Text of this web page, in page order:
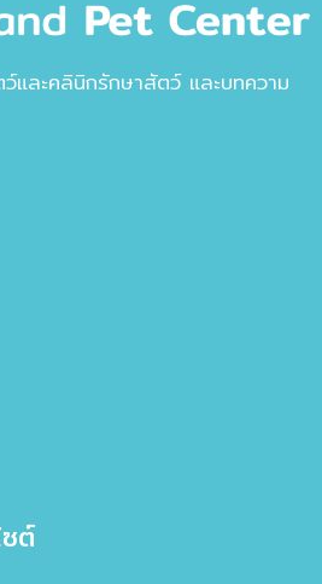
และคลินิกรักษาสัตว์ และบทความ
ซต์